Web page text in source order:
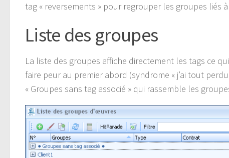
tag « reversements » pour regrouper les groupes liés
Liste des groupes
La liste des groupes affiche directement les tags ce
faire peur au premier abord (syndrome « j’ai tout
« Groupes sans tag associé » qui rassemble les